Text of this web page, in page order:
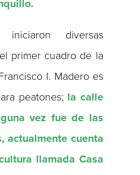
diversas
primer cuadro de la
I. Madero es
peatones; la calle
vez fue de las
actualmente cuenta
llamada Casa